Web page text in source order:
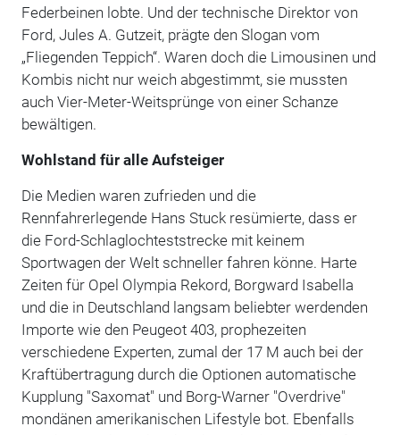
Federbeinen lobte. Und der technische Direktor von
Ford, Jules A. Gutzeit, prägte den Slogan vom
„Fliegenden Teppich“. Waren doch die Limousinen und
Kombis nicht nur weich abgestimmt, sie mussten
auch Vier-Meter-Weitsprünge von einer Schanze
bewältigen.
Wohlstand für alle Aufsteiger
Die Medien waren zufrieden und die
Rennfahrerlegende Hans Stuck resümierte, dass er
die Ford-Schlaglochteststrecke mit keinem
Sportwagen der Welt schneller fahren könne. Harte
Zeiten für Opel Olympia Rekord, Borgward Isabella
und die in Deutschland langsam beliebter werdenden
Importe wie den Peugeot 403, prophezeiten
verschiedene Experten, zumal der 17 M auch bei der
Kraftübertragung durch die Optionen automatische
Kupplung "Saxomat" und Borg-Warner "Overdrive"
mondänen amerikanischen Lifestyle bot. Ebenfalls